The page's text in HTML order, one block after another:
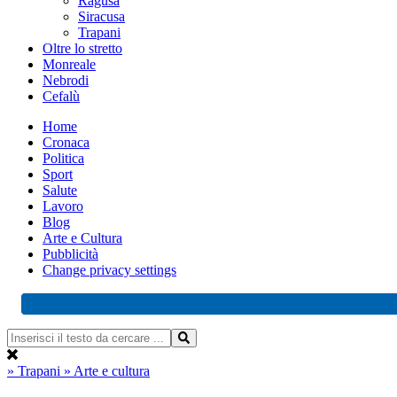
Siracusa
Trapani
Oltre lo stretto
Monreale
Nebrodi
Cefalù
Home
Cronaca
Politica
Sport
Salute
Lavoro
Blog
Arte e Cultura
Pubblicità
Change privacy settings
» Trapani » Arte e cultura